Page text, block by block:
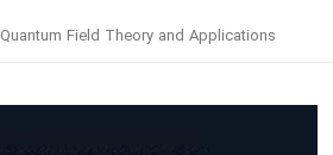
Quantum Field Theory and Applications